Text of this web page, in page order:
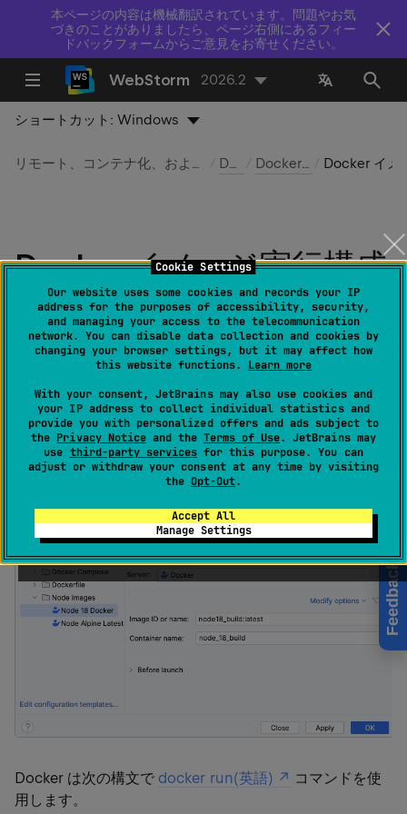
Cookie Settings
Our website uses some cookies and records your IP
address for the purposes of accessibility, security,
and managing your access to the telecommunication
network. You can disable data collection and cookies by
changing your browser settings, but it may affect how
this website functions. Learn more
With your consent, JetBrains may also use cookies and
your IP address to collect individual statistics and
provide you with personalized offers and ads subject to
the Privacy Noticeand the Terms of Use. JetBrains may
use third-party servicesfor this purpose. You can
adjust or withdraw your consent at any time by visiting
the Opt-Out.
Accept All
Manage Settings
本ページの内容は機械翻訳されています。問題やお気
づきのことがありましたら、ページ右側にあるフィー
ドバックフォームからご意見をお寄せください。
Feedback
WebStorm 2026.2
ショートカット:Windows
リモート、コンテナ化、およびクラウドベースの開発環境 Docker Docker 実行構成
Docker イメージ実行構成
最終更新日： 2026 年 7 月 14 日
実行 | 実行構成の編集 | | Docker イメージ
このタイプの構成を使用して、以前にプルまたはビルド
したローカルに存在するイメージから Docker コンテナー
Docker は次の構文でdocker run(英語)
コマンドを使
用します。